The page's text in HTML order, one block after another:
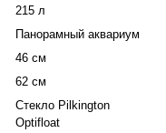
215 л
Панорамный аквариум
46 см
62 см
Стекло Pilkington
Optifloat